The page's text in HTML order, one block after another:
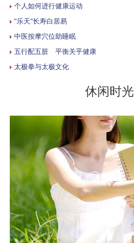
个人如何进行健康运动
“乐天”长寿白居易
中医按摩穴位助睡眠
五行配五脏 平衡关乎健康
太极拳与太极文化
休闲时光